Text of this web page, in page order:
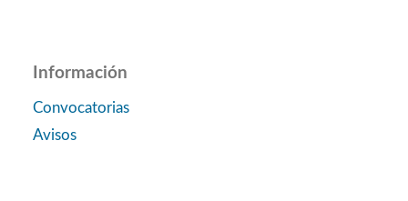
Información
Convocatorias
Avisos